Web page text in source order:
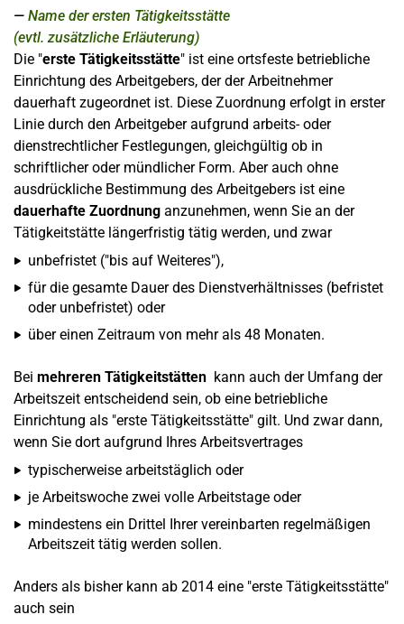
Name der ersten Tätigkeitsstätte
(evtl. zusätzliche Erläuterung)
Die "erste Tätigkeitsstätte" ist eine ortsfeste betriebliche
Einrichtung des Arbeitgebers, der der Arbeitnehmer
dauerhaft zugeordnet ist. Diese Zuordnung erfolgt in erster
Linie durch den Arbeitgeber aufgrund arbeits- oder
dienstrechtlicher Festlegungen, gleichgültig ob in
schriftlicher oder mündlicher Form. Aber auch ohne
ausdrückliche Bestimmung des Arbeitgebers ist eine
dauerhafte Zuordnung anzunehmen, wenn Sie an der
Tätigkeitstätte längerfristig tätig werden, und zwar
unbefristet ("bis auf Weiteres"),
für die gesamte Dauer des Dienstverhältnisses (befristet
oder unbefristet) oder
über einen Zeitraum von mehr als 48 Monaten.
Bei mehreren Tätigkeitstätten kann auch der Umfang der
Arbeitszeit entscheidend sein, ob eine betriebliche
Einrichtung als "erste Tätigkeitsstätte" gilt. Und zwar dann,
wenn Sie dort aufgrund Ihres Arbeitsvertrages
typischerweise arbeitstäglich oder
je Arbeitswoche zwei volle Arbeitstage oder
mindestens ein Drittel Ihrer vereinbarten regelmäßigen
Arbeitszeit tätig werden sollen.
Anders als bisher kann ab 2014 eine "erste Tätigkeitsstätte"
auch sein